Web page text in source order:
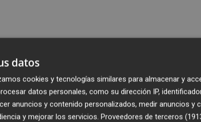
datos
cookies y tecnologías similares para almacenar y
datos personales, como su dirección IP,
anuncios y contenido personalizados, medir anuncios y
y mejorar los servicios. Proveedores de terceros